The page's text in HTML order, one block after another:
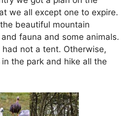
we all except one to expire.
beautiful mountain
fauna and some animals.
not a tent. Otherwise,
the park and hike all the